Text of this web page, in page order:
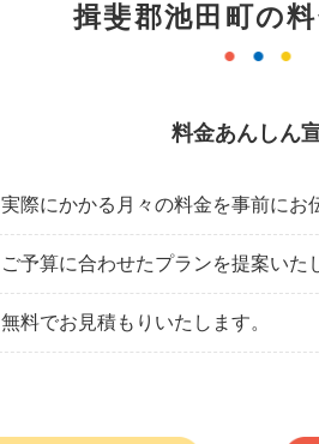
揖斐郡池田町の
料金あんしん
実際にかかる月々の料金を事前にお
ご予算に合わせたプランを提案いた
無料でお見積もりいたします。